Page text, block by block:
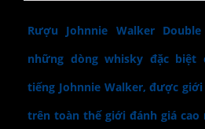
Rượu Johnnie Walker
những dòng whisky đặc biệt
tiếng Johnnie Walker, được
trên toàn thế giới đánh giá